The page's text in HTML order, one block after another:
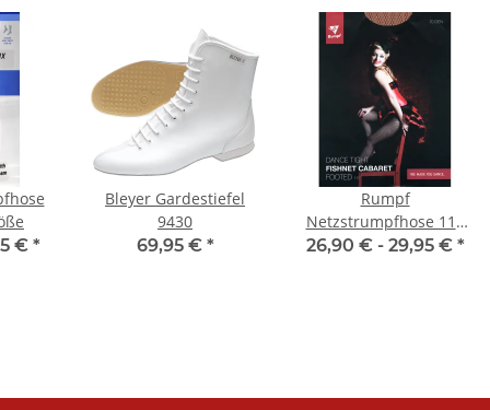
€ *
Bleyer Gardestiefel
9430
69,95 € *
Rumpf
Netzstrumpfhose 111
Fishnet Tight - Damen
26,90 € - 29,95 € *